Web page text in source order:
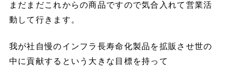
まだまだこれからの商品ですので気合入れて営業活
動して行きます。
我が社自慢のインフラ長寿命化製品を拡販させ世の
中に貢献するという大きな目標を持って